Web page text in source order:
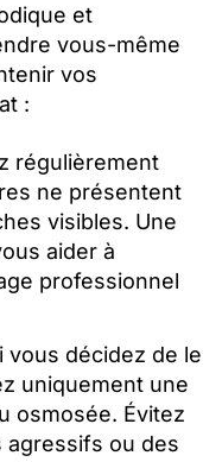
et
vous-même
vos
:
régulièrement
ne présentent
visibles. Une
aider à
professionnel
vous décidez de le
uniquement une
osmosée. Évitez
ou des